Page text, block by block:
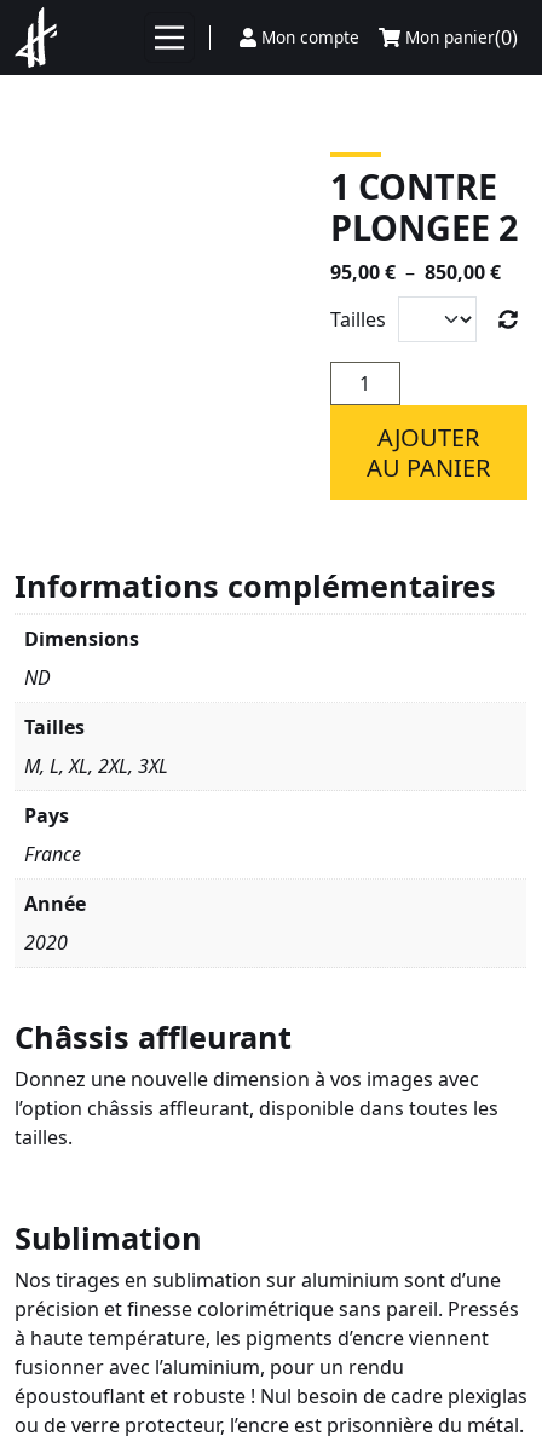
Aller au contenu
Mon compte Mon panier(0)
1 CONTRE
PLONGEE 2
95,00€ – 850,00€
prix
Tailles
quantité
de
CONTRE
AJOUTER
AU PANIER
Châssis affleurant
Donnez une nouvelle dimension à vos images avec
l’option châssis affleurant, disponible dans toutes les
tailles.
Sublimation
Nos tirages en sublimation sur aluminium sont d’une
précision et finesse colorimétrique sans pareil. Pressés
à haute température, les pigments d’encre viennent
fusionner avec l’aluminium, pour un rendu
époustouflant et robuste ! Nul besoin de cadre plexiglas
ou de verre protecteur, l’encre est prisonnière du métal.
Informations complémentaires
Dimensions
ND
Tailles
M, L, XL, 2XL, 3XL
Pays
France
Année
2020